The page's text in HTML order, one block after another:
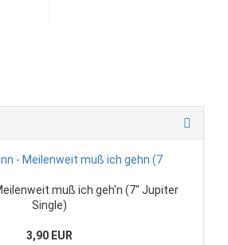
muß ich geh'n (7" Jupiter
Single)
3,90 EUR